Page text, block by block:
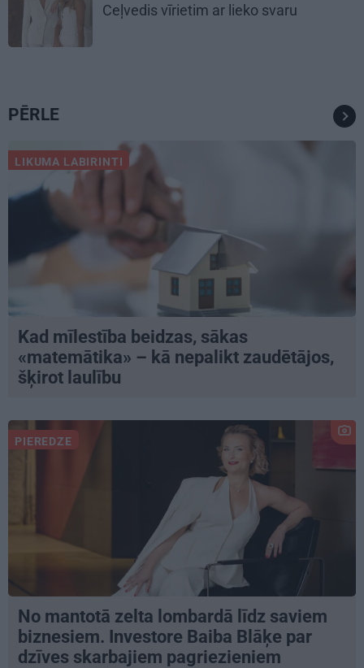
Ceļvedis vīrietim ar lieko svaru
PĒRLE
LIKUMA LABIRINTI
Kad mīlestība beidzas, sākas
«matemātika» – kā nepalikt zaudētājos,
šķirot laulību
PIEREDZE
No mantotā zelta lombardā līdz saviem
biznesiem. Investore Baiba Blāķe par
dzīves skarbajiem pagriezieniem